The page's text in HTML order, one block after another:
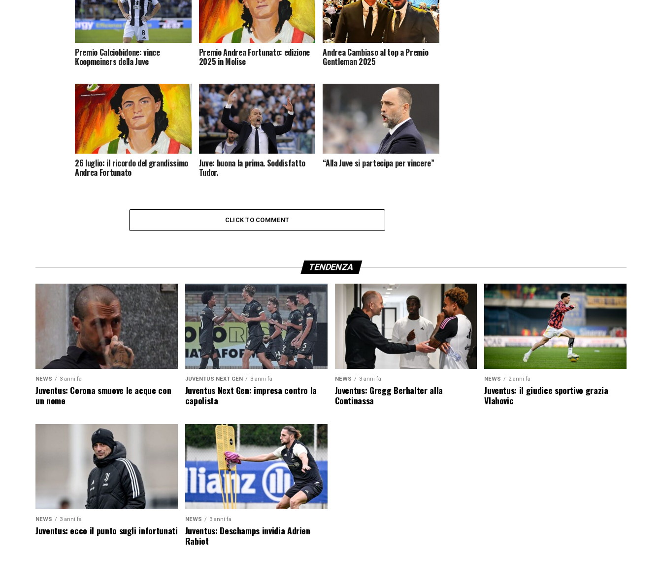
Premio Calciobidone: vince
Koopmeiners della Juve
Premio Andrea Fortunato: edizione
2025 in Molise
Andrea Cambiaso al top a Premio
Gentleman 2025
26 luglio: il ricordo del grandissimo
Andrea Fortunato
Juve: buona la prima. Soddisfatto
Tudor.
“Alla Juve si partecipa per vincere”
CLICK TO COMMENT
TENDENZA
NEWS 3 anni fa
Juventus: Corona smuove le acque con
un nome
JUVENTUS NEXT GEN 3 anni fa
Juventus Next Gen: impresa contro la
capolista
NEWS 3 anni fa
Juventus: Gregg Berhalter alla
Continassa
NEWS 2 anni fa
Juventus: il giudice sportivo grazia
Vlahovic
NEWS 3 anni fa
Juventus: ecco il punto sugli infortunati
NEWS 3 anni fa
Juventus: Deschamps invidia Adrien
Rabiot